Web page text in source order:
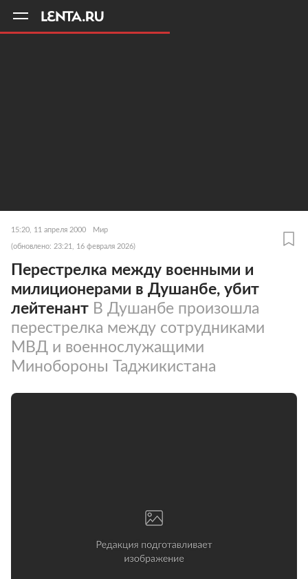
15:20, 11 апреля 2000 Мир
(обновлено: 23:21, 16 февраля 2026)
Перестрелка между военными и
милиционерами в Душанбе, убит
лейтенант В Душанбе произошла
перестрелка между сотрудниками
МВД и военнослужащими
Минобороны Таджикистана